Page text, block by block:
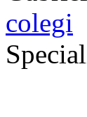
colegi